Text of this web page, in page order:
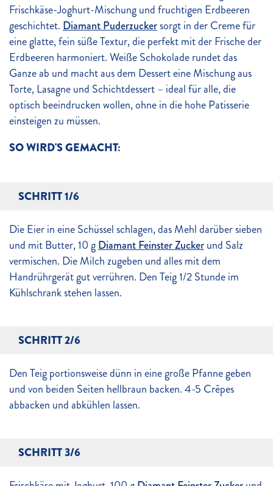
Frischkäse-Joghurt-Mischung und fruchtigen Erdbeeren
geschichtet.Diamant Puderzuckersorgt in der Creme für
eine glatte, fein süße Textur, die perfekt mit der Frische der
Erdbeeren harmoniert. Weiße Schokolade rundet das
Ganze ab und macht aus dem Dessert eine Mischung aus
Torte, Lasagne und Schichtdessert – ideal für alle, die
optisch beeindrucken wollen, ohne in die hohe Patisserie
einsteigen zu müssen.
SO WIRD'S GEMACHT:
SCHRITT 1/6
Die Eier in eine Schüssel schlagen, das Mehl darüber sieben
und mit Butter, 10 gDiamant Feinster Zuckerund Salz
vermischen. Die Milch zugeben und alles mit dem
Handrührgerät gut verrühren. Den Teig 1/2 Stunde im
Kühlschrank stehen lassen.
SCHRITT 2/6
Den Teig portionsweise dünn in eine große Pfanne geben
und von beiden Seiten hellbraun backen. 4-5 Crêpes
abbacken und abkühlen lassen.
SCHRITT 3/6